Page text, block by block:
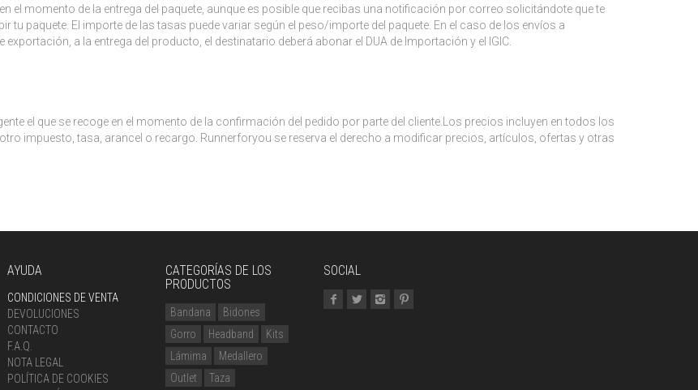
el momento de la entrega del paquete, aunque es posible que recibas una notificación por correo solicitándote que te
paquete. El importe de las tasas puede variar según el peso/importe del paquete. En el caso de los envíos a
a la entrega del producto, el destinatario deberá abonar el DUA de Importación y el IGIC.
el que se recoge en el momento de la confirmación del pedido por parte del cliente.Los precios incluyen en todos los
impuesto, tasa, arancel o recargo. Runnerforyou se reserva el derecho a modificar precios, artículos, ofertas y otras
AYUDA
CONDICIONES DE VENTA
DEVOLUCIONES
CONTACTO
F.A.Q.
NOTA LEGAL
POLÍTICA DE COOKIES
CATEGORÍAS DE LOS
PRODUCTOS
Bandana
Bidones
Gorro
Headband
Kits
Lámima
Medallero
Outlet
Taza
SOCIAL